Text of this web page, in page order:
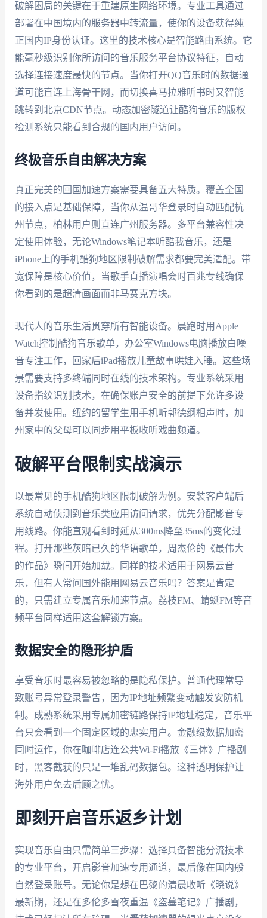
破解困局的关键在于重建原生网络环境。专业工具通过
部署在中国境内的服务器中转流量，使你的设备获得纯
正国内IP身份认证。这里的技术核心是智能路由系统。它
能毫秒级识别你所访问的音乐服务平台协议特征，自动
选择连接速度最快的节点。当你打开QQ音乐时的数据通
道可能直连上海骨干网，而切换喜马拉雅听书时又智能
跳转到北京CDN节点。动态加密隧道让酷狗音乐的版权
检测系统只能看到合规的国内用户访问。
终极音乐自由解决方案
真正完美的回国加速方案需要具备五大特质。覆盖全国
的接入点是基础保障，当你从温哥华登录时自动匹配杭
州节点，柏林用户则直连广州服务器。多平台兼容性决
定使用体验，无论Windows笔记本听酷我音乐，还是
iPhone上的手机酷狗地区限制破解需求都要完美适配。带
宽保障是核心价值，当歌手直播演唱会时百兆专线确保
你看到的是超清画面而非马赛克方块。
现代人的音乐生活贯穿所有智能设备。晨跑时用Apple
Watch控制酷狗音乐歌单，办公室Windows电脑播放白噪
音专注工作，回家后iPad播放儿童故事哄娃入睡。这些场
景需要支持多终端同时在线的技术架构。专业系统采用
设备指纹识别技术，在确保账户安全的前提下允许多设
备并发使用。纽约的留学生用手机听郭德纲相声时，加
州家中的父母可以同步用平板收听戏曲频道。
破解平台限制实战演示
以最常见的手机酷狗地区限制破解为例。安装客户端后
系统自动侦测到音乐类应用访问请求，优先分配影音专
用线路。你能直观看到时延从300ms降至35ms的变化过
程。打开那些灰暗已久的华语歌单，周杰伦的《最伟大
的作品》瞬间开始加载。同样的技术适用于网易云音
乐，但有人常问国外能用网易云音乐吗？答案是肯定
的，只需建立专属音乐加速节点。荔枝FM、蜻蜓FM等音
频平台同样适用这套解锁方案。
数据安全的隐形护盾
享受音乐时最容易被忽略的是隐私保护。普通代理常导
致账号异常登录警告，因为IP地址频繁变动触发安防机
制。成熟系统采用专属加密链路保持IP地址稳定，音乐平
台只会看到一个固定区域的忠实用户。金融级数据加密
同时运作，你在咖啡店连公共Wi-Fi播放《三体》广播剧
时，黑客截获的只是一堆乱码数据包。这种透明保护让
海外用户免去后顾之忧。
即刻开启音乐返乡计划
实现音乐自由只需简单三步骤：选择具备智能分流技术
的专业平台，开启影音加速专用通道，最后像在国内般
自然登录账号。无论你是想在巴黎的清晨收听《晓说》
最新期，还是在多伦多雪夜重温《盗墓笔记》广播剧，